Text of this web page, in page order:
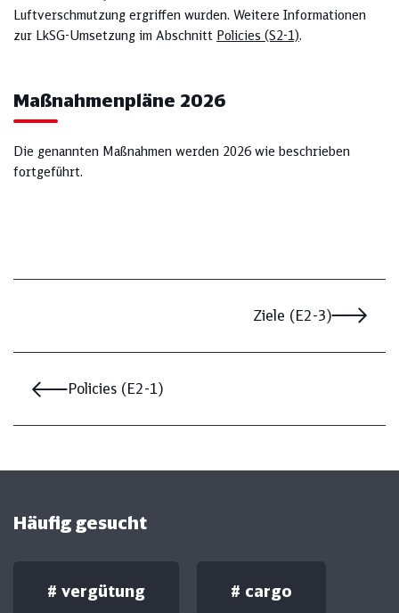
Luftverschmutzung ergriffen wurden. Weitere Informationen
zur LkSG-Umsetzung im Abschnitt Policies (S2-1).
Maßnahmenpläne 2026
Die genannten Maßnahmen werden 2026 wie beschrieben
fortgeführt.
Policies (E2-1)
Ziele (E2-3)
Häufig gesucht
# vergütung # cargo